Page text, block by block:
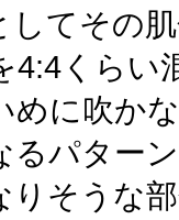
してその
4:4くらい
めに吹か
るパター
りそうな